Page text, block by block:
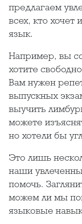
предлагаем
всех, кто хочет
язык.
Например, вы
хотите
Вам нужен
выпускных
выучить
можете
но хотели бы
Это лишь
наши
помочь.
можем ли мы
языковые